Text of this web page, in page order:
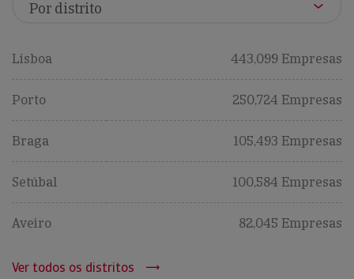
Lisboa 443,099 Empresas
Porto 250,724 Empresas
Braga 105,493 Empresas
Setúbal 100,584 Empresas
Aveiro 82,045 Empresas
Ver todos os distritos